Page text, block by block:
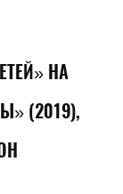
НА
(2019),